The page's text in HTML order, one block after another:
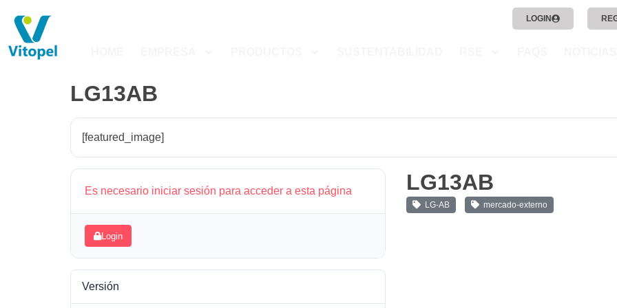
LOGIN
LG13AB
[featured_image]
Es necesario iniciar sesión para acceder a esta página
Login
Versión
LG13AB
LG-AB mercado-externo